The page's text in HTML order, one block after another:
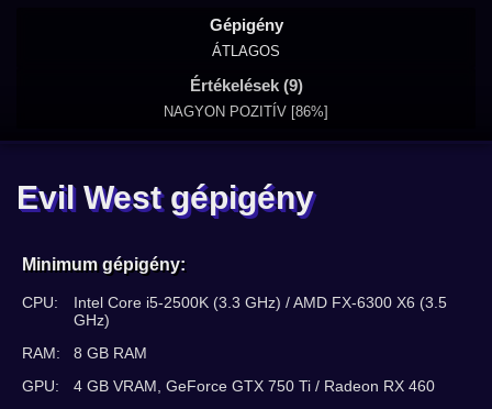
Gépigény
ÁTLAGOS
Értékelések (9)
NAGYON POZITÍV [86%]
Evil West gépigény
Minimum gépigény:
CPU:
Intel Core i5-2500K (3.3 GHz) / AMD FX-6300 X6 (3.5
GHz)
RAM:
8 GB RAM
GPU:
4 GB VRAM, GeForce GTX 750 Ti / Radeon RX 460